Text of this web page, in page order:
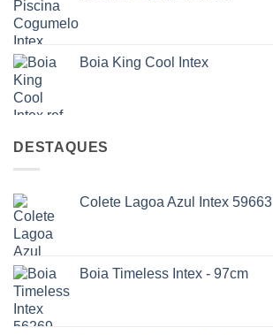
Boia King Cool Intex
DESTAQUES
Colete Lagoa Azul Intex 59663
Boia Timeless Intex - 97cm